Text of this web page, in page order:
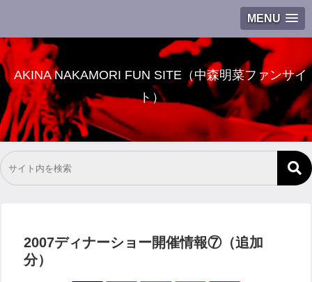
MENU
AKINA NAKAMORI FUN SITE（中森明菜ファンサイ
ト）
2007ディナーショー開催情報⑦（追加
分）